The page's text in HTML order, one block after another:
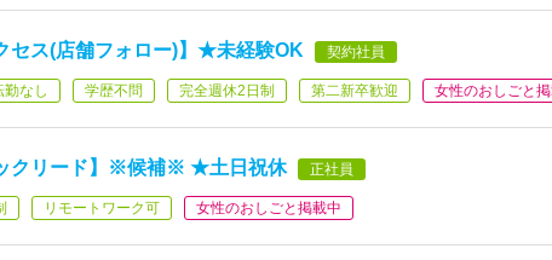
セス(店舗フォロー)】★未経験OK 契約社員
勤なし 学歴不問 完全週休2日制 第二新卒歓迎 女性のおしごと
クリード】※候補※ ★土日祝休 正社員
リモートワーク可 女性のおしごと掲載中